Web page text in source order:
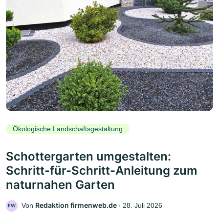
Ökologische Landschaftsgestaltung
Schottergarten umgestalten:
Schritt-für-Schritt-Anleitung zum
naturnahen Garten
FW Von Redaktion firmenweb.de ‧ 28. Juli 2026